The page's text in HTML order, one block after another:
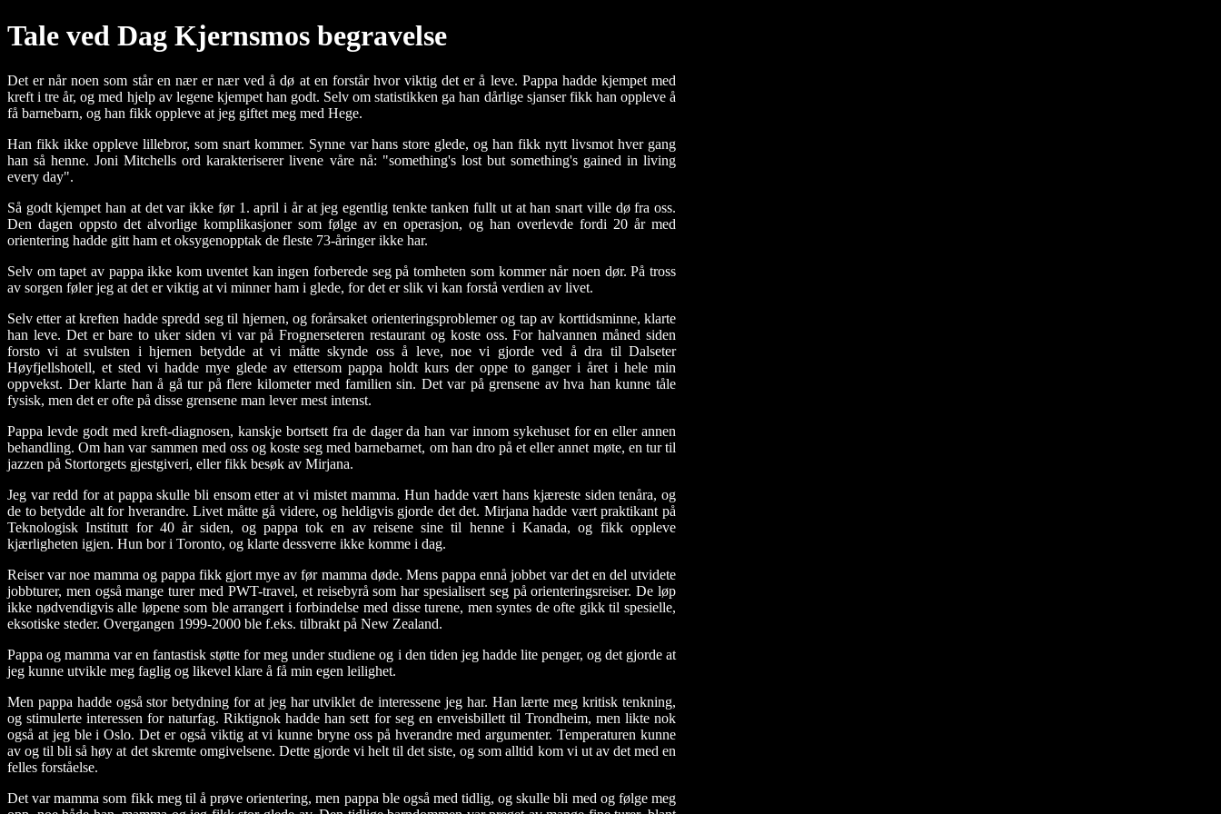
Tale ved Dag Kjernsmos begravelse
Det er når noen som står en nær er nær ved å dø at en forstår hvor viktig det er å leve. Pappa hadde kjempet med
kreft i tre år, og med hjelp av legene kjempet han godt. Selv om statistikken ga han dårlige sjanser fikk han oppleve å
få barnebarn, og han fikk oppleve at jeg giftet meg med Hege.
Han fikk ikke oppleve lillebror, som snart kommer. Synne var hans store glede, og han fikk nytt livsmot hver gang
han så henne. Joni Mitchells ord karakteriserer livene våre nå: "something's lost but something's gained in living
every day".
Så godt kjempet han at det var ikke før 1. april i år at jeg egentlig tenkte tanken fullt ut at han snart ville dø fra oss.
Den dagen oppsto det alvorlige komplikasjonersom følge av en operasjon, og han overlevde fordi 20 år med
orientering hadde gitt ham et oksygenopptak de fleste 73-åringer ikke har.
Selv om tapet av pappa ikke kom uventet kan ingen forberede seg påtomheten som kommer når noen dør. På tross
av sorgen føler jeg at det er viktig at vi minner ham i glede, for det er slik vi kan forstå verdien av livet.
Selv etter at kreften hadde spredd seg til hjernen, og forårsaket orienteringsproblemer og tap av korttidsminne, klarte
han leve. Det er bare to uker siden vi var på Frognerseteren restaurant og koste oss. For halvannen måned siden
forsto vi at svulsten i hjernen betydde at vi måtteskynde oss å leve, noe vi gjorde ved å dra til Dalseter
Høyfjellshotell, et sted vi hadde mye glede av ettersom pappa holdt kurs der oppe to ganger i året i hele min
oppvekst. Der klarte han å gå tur på flere kilometer med familien sin. Det var på grensene av hva han kunne tåle
fysisk, men det er ofte på disse grensene man lever mest intenst.
Pappa levde godt med kreft-diagnosen, kanskje bortsett fra de dager da han var innom sykehuset for en eller annen
behandling. Om han var sammen med oss og koste seg med barnebarnet, om han dro på et eller annet møte, en tur til
jazzen på Stortorgets gjestgiveri, eller fikk besøk av Mirjana.
Jeg var redd for at pappa skulle bli ensom etter at vi mistet mamma. Hun hadde vært hans kjæreste siden tenåra, og
de to betydde alt for hverandre. Livet måtte gå videre, og heldigvis gjorde det det. Mirjana hadde vært praktikant på
Teknologisk Institutt for 40 år siden, og pappa tok en av reisene sine til henne i Kanada, og fikk oppleve
kjærligheten igjen. Hun bor i Toronto, og klarte dessverre ikke komme i dag.
Reiser var noe mamma og pappa fikk gjort mye av før mamma døde. Mens pappa ennå jobbet var det en del utvidete
jobbturer, men også mange turer med PWT-travel, et reisebyrå som har spesialisert seg på orienteringsreiser. De løp
ikke nødvendigvis alle løpene som ble arrangert i forbindelse med disse turene, men syntes de ofte gikk til spesielle,
eksotiske steder. Overgangen 1999-2000 ble f.eks. tilbrakt på New Zealand.
Pappa og mamma var en fantastisk støtte for meg under studiene og i den tiden jeg hadde lite penger, og det gjorde at
jeg kunne utvikle meg faglig og likevel klare å få min egen leilighet.
Men pappa hadde også stor betydning for at jeg har utviklet de interessene jeg har. Han lærte megkritisk tenkning,
og stimulerte interessen for naturfag. Riktignok hadde han sett for seg en enveisbillett til Trondheim, men likte nok
også at jeg ble i Oslo. Det er også viktig at vi kunne bryne oss på hverandre med argumenter. Temperaturen kunne
av og til bli så høy at det skremte omgivelsene. Dette gjorde vi helt til det siste, og som alltid kom vi ut av det med en
felles forståelse.
Det var mamma som fikk meg til å prøveorientering, men pappa ble også med tidlig, og skulle bli med og følge meg